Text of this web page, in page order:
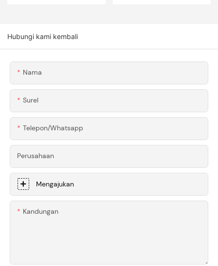
Daruratnya
Hubungi kami kembali
Nama
Surel
Telepon/whatsapp
Perusahaan
Mengajukan
Kandungan